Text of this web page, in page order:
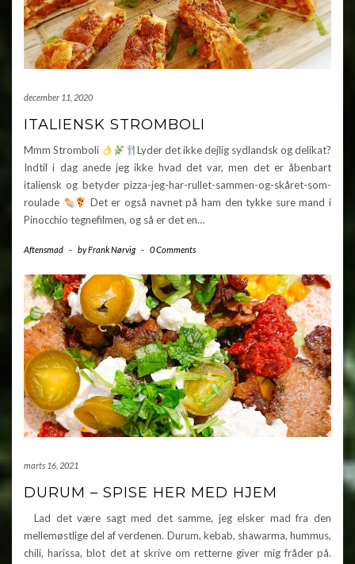
december 11, 2020
ITALIENSK STROMBOLI
Mmm Stromboli
Lyder det ikke dejlig sydlandsk og delikat?
Indtil i dag anede jeg ikke hvad det var, men det er åbenbart
italiensk og betyder pizza-jeg-har-rullet-sammen-og-skåret-som-
roulade
Det er også navnet på ham den tykke sure mand i
Pinocchio tegnefilmen, og så er det en…
Aftensmad - byFrank Nørvig - 0 Comments
marts 16, 2021
DURUM – SPISE HER MED HJEM
Lad det være sagt med det samme, jeg elsker mad fra den
mellemøstlige del af verdenen. Durum, kebab, shawarma, hummus,
chili, harissa, blot det at skrive om retterne giver mig fråder på.